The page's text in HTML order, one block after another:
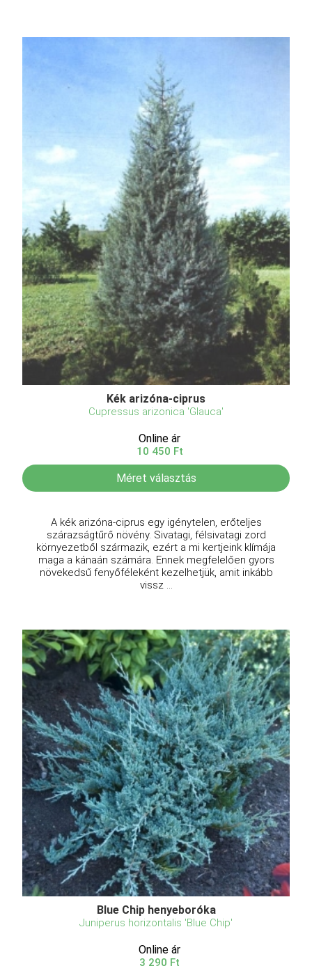
Kék arizóna-ciprus
Cupressus arizonica 'Glauca'
Online ár
10 450 Ft
Méret választás
A kék arizóna-ciprus egy igénytelen, erőteljes
szárazságtűrő növény. Sivatagi, félsivatagi zord
környezetből származik, ezért a mi kertjeink klímája
maga a kánaán számára. Ennek megfelelően gyors
növekedsű fenyőféleként kezelhetjük, amit inkább
vissz ...
Blue Chip henyeboróka
Juniperus horizontalis 'Blue Chip'
Online ár
3 290 Ft